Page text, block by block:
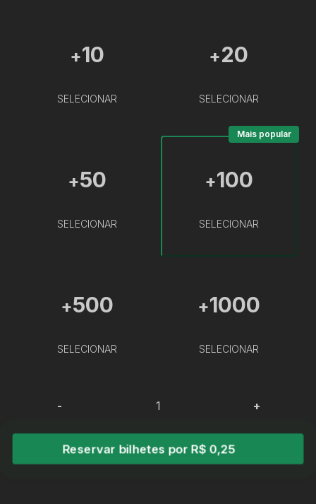
+10
SELECIONAR
+20
SELECIONAR
+50
SELECIONAR
+100
SELECIONAR
Mais popular
+500
SELECIONAR
+1000
SELECIONAR
- +
Reservar bilhetes por R$ 0,25